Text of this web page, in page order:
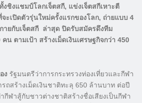
ชิงแชมป์โลกเจ็ตสกี, แข่งเจ็ตสกีเหาะตี
จะเปิดตัวรุ่นใหม่ครั้งแรกของโลก, ถ่ายแบบ 4
ยกับเจ็ตสกี ล่าสุด ปิดรับสมัครดึงทีม
น ตามเป้า สร้างเม็ดเงินเศรษฐกิจกว่า 450
ง รัฐมนตรีว่าการกระทรวงท่องเที่ยวและกีฬา
ถสร้างเม็ดเงินชาติทะลุ 650 ล้านบาท ต่อปี
ฬาสู้กับชาวต่างชาติสร้างชื่อเสียงเป็นกีฬา